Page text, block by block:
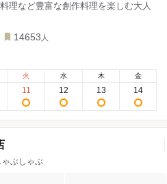
理など豊富な創作料理を楽しむ大人
14653 人
火
11
水
12
木
13
金
14
ぶしゃぶ